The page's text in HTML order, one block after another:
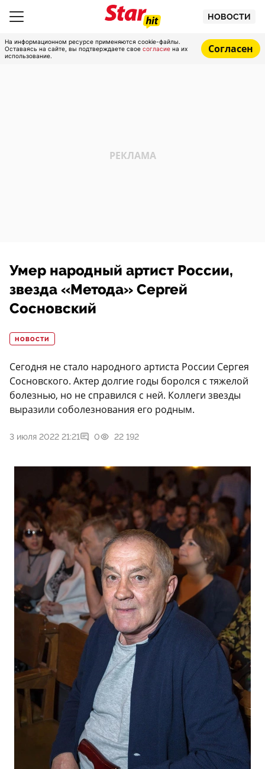
НОВОСТИ
На информационном ресурсе применяются cookie-файлы.
Оставаясь на сайте, вы подтверждаете свое согласие на их
использование.
Согласен
Умер народный артист России,
звезда «Метода» Сергей
Сосновский
НОВОСТИ
Сегодня не стало народного артиста России Сергея
Сосновского. Актер долгие годы боролся с тяжелой
болезнью, но не справился с ней. Коллеги звезды
выразили соболезнования его родным.
3 июля 2022 21:21 0 22 192